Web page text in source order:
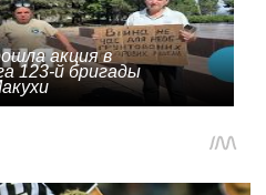
акция в
123-й бригады